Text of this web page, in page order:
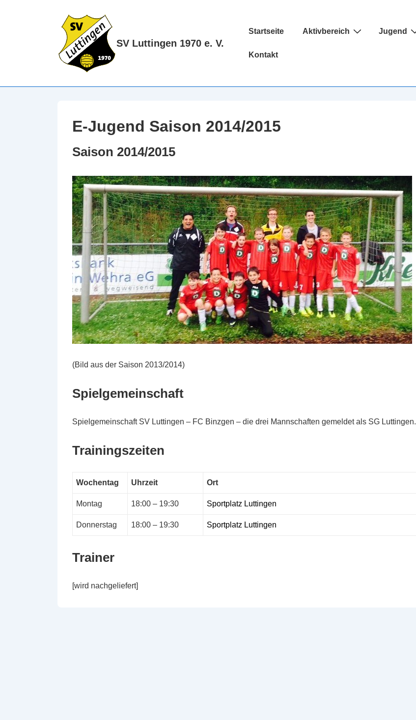
SV Luttingen 1970 e. V.
Hauptnavigation
Startseite Aktivbereich Jugend
Kontakt
E-Jugend Saison 2014/2015
Saison 2014/2015
(Bild aus der Saison 2013/2014)
Spielgemeinschaft
Spielgemeinschaft SV Luttingen – FC Binzgen – die drei Mannschaften gemeldet als SG Luttingen.
Trainingszeiten
Wochentag Uhrzeit Ort
Montag 18:00 – 19:30 Sportplatz Luttingen
Donnerstag 18:00 – 19:30 Sportplatz Luttingen
Trainer
[wird nachgeliefert]